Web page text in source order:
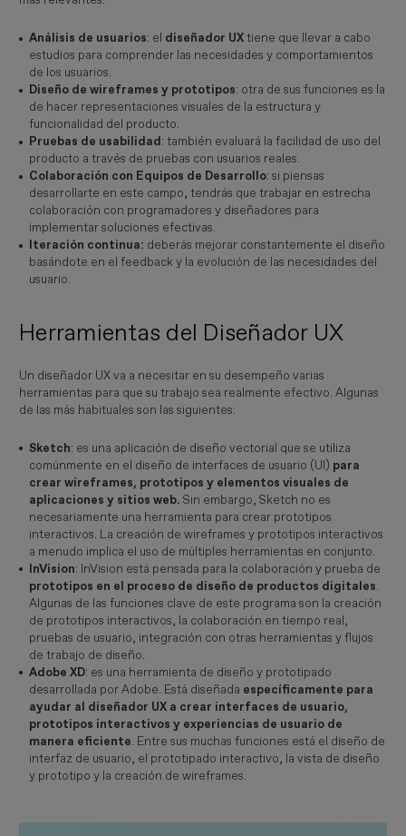
Análisis de usuarios: el diseñador UXtiene que llevar a cabo
estudios para comprender las necesidades y comportamientos
de los usuarios.
Diseño de wireframes y prototipos: otra de sus funciones es la
de hacer representaciones visuales de la estructura y
funcionalidad del producto.
Pruebas de usabilidad : también evaluará la facilidad de uso del
producto a través de pruebas con usuarios reales.
Colaboración con Equipos de Desarrollo: si piensas
desarrollarte en este campo, tendrás que trabajar en estrecha
colaboración con programadores y diseñadores para
implementar soluciones efectivas.
Iteración continua: deberás mejorar constantemente el diseño
basándote en el feedback y la evolución de las necesidades del
usuario.
Herramientas del Diseñador UX
Un diseñador UX va a necesitar en su desempeño varias
herramientas para que su trabajo sea realmente efectivo. Algunas
de las más habituales son las siguientes:
Sketch: es una aplicación de diseño vectorial que se utiliza
comúnmente en el diseño de interfaces de usuario (UI) para
crear wireframes, prototipos y elementos visuales de
aplicaciones y sitios web. Sin embargo, Sketch no es
necesariamente una herramienta para crear prototipos
interactivos. La creación de wireframes y prototipos interactivos
a menudo implica el uso de múltiples herramientas en conjunto.
InVision: InVision está pensada para la colaboración y prueba de
prototipos en el proceso de diseño de productos digitales.
Algunas de las funciones clave de este programa son la creación
de prototipos interactivos, la colaboración en tiempo real,
pruebas de usuario, integración con otras herramientas y flujos
de trabajo de diseño.
Adobe XD: es una herramienta de diseño y prototipado
desarrollada por Adobe. Está diseñada específicamente para
ayudar al diseñador UX a crear interfaces de usuario,
prototipos interactivos y experiencias de usuario de
manera eficiente. Entre sus muchas funciones está el diseño de
interfaz de usuario, el prototipado interactivo, la vista de diseño
y prototipo y la creación de wireframes.